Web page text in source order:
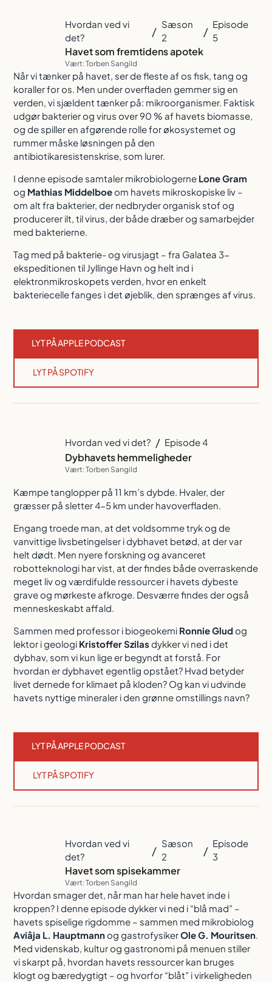
Hvordan ved vi
det?
/ Sæson
2
/ Episode
5
Havet som fremtidens apotek
Vært: Torben Sangild
Når vi tænker på havet, ser de fleste af os fisk, tang og
koraller for os. Men under overfladen gemmer sig en
verden, vi sjældent tænker på: mikroorganismer. Faktisk
udgør bakterier og virus over 90 % af havets biomasse,
og de spiller en afgørende rolle for økosystemet og
rummer måske løsningen på den
antibiotikaresistenskrise, som lurer.
I denne episode samtaler mikrobiologerne Lone Gram
og Mathias Middelboeom havets mikroskopiske liv –
om alt fra bakterier, der nedbryder organisk stof og
producerer ilt, til virus, der både dræber og samarbejder
med bakterierne.
Tag med på bakterie- og virusjagt – fra Galatea 3-
ekspeditionen til Jyllinge Havn og helt ind i
elektronmikroskopets verden, hvor en enkelt
bakteriecelle fanges i det øjeblik, den sprænges af virus.
LYT PÅ APPLE PODCAST
LYT PÅ SPOTIFY
Hvordan ved vi det? / Episode 4
Dybhavets hemmeligheder
Vært: Torben Sangild
Kæmpe tanglopper på 11 km’s dybde. Hvaler, der
græsser på sletter 4-5 km under havoverfladen.
Engang troede man, at det voldsomme tryk og de
vanvittige livsbetingelser i dybhavet betød, at der var
helt dødt. Men nyere forskning og avanceret
robotteknologi har vist, at der findes både overraskende
meget liv og værdifulde ressourcer i havets dybeste
grave og mørkeste afkroge. Desværre findes der også
menneskeskabt affald.
Sammen med professor i biogeokemi Ronnie Gludog
lektor i geologi Kristoffer Szilasdykker vi ned i det
dybhav, som vi kun lige er begyndt at forstå. For
hvordan er dybhavet egentlig opstået? Hvad betyder
livet dernede for klimaet på kloden? Og kan vi udvinde
havets nyttige mineraler i den grønne omstillings navn?
LYT PÅ APPLE PODCAST
LYT PÅ SPOTIFY
Hvordan ved vi
det?
/ Sæson
2
/ Episode
3
Havet som spisekammer
Vært: Torben Sangild
Hvordan smager det, når man har hele havet inde i
kroppen? I denne episode dykker vi ned i “blå mad” –
havets spiselige rigdomme – sammen med mikrobiolog
Aviâja L. Hauptmannog gastrofysikerOle G. Mouritsen.
Med videnskab, kultur og gastronomi på menuen stiller
vi skarpt på, hvordan havets ressourcer kan bruges
klogt og bæredygtigt – og hvorfor “blåt” i virkeligheden